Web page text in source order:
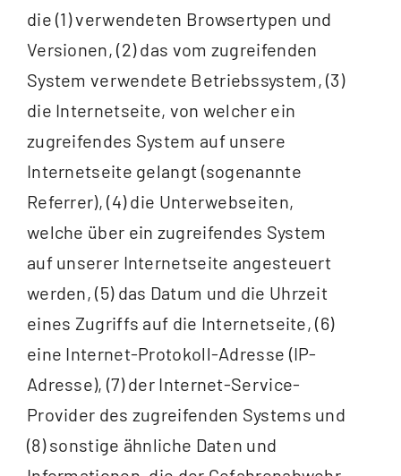
die (1) verwendeten Browsertypen und
Versionen, (2) das vom zugreifenden
System verwendete Betriebssystem, (3)
die Internetseite, von welcher ein
zugreifendes System auf unsere
Internetseite gelangt (sogenannte
Referrer), (4) die Unterwebseiten,
welche über ein zugreifendes System
auf unserer Internetseite angesteuert
werden, (5) das Datum und die Uhrzeit
eines Zugriffs auf die Internetseite, (6)
eine Internet-Protokoll-Adresse (IP-
Adresse), (7) der Internet-Service-
Provider des zugreifenden Systems und
(8) sonstige ähnliche Daten und